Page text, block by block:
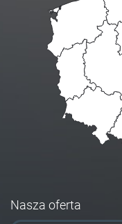
Nasza oferta